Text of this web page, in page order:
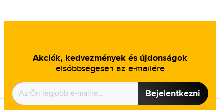
Akciók, kedvezmények és újdonságok
elsőbbségesen az e-mailére
Bejelentkezni